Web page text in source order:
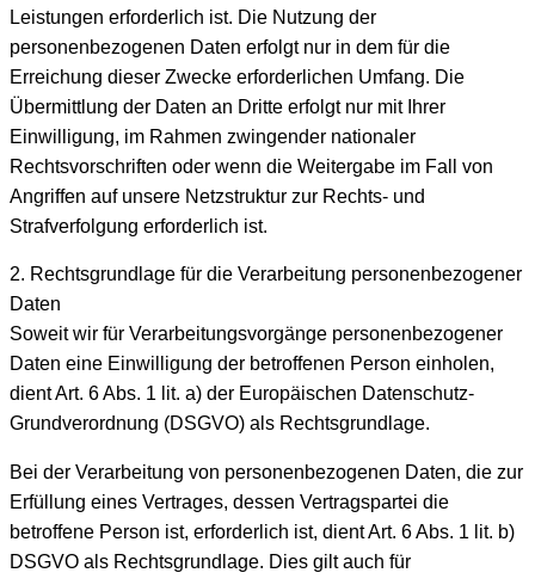
Leistungen erforderlich ist. Die Nutzung der
personenbezogenen Daten erfolgt nur in dem für die
Erreichung dieser Zwecke erforderlichen Umfang. Die
Übermittlung der Daten an Dritte erfolgt nur mit Ihrer
Einwilligung, im Rahmen zwingender nationaler
Rechtsvorschriften oder wenn die Weitergabe im Fall von
Angriffen auf unsere Netzstruktur zur Rechts- und
Strafverfolgung erforderlich ist.
2. Rechtsgrundlage für die Verarbeitung personenbezogener
Daten
Soweit wir für Verarbeitungsvorgänge personenbezogener
Daten eine Einwilligung der betroffenen Person einholen,
dient Art. 6 Abs. 1 lit. a) der Europäischen Datenschutz-
Grundverordnung (DSGVO) als Rechtsgrundlage.
Bei der Verarbeitung von personenbezogenen Daten, die zur
Erfüllung eines Vertrages, dessen Vertragspartei die
betroffene Person ist, erforderlich ist, dient Art. 6 Abs. 1 lit. b)
DSGVO als Rechtsgrundlage. Dies gilt auch für